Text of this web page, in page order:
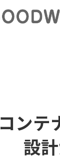
コンテ
設